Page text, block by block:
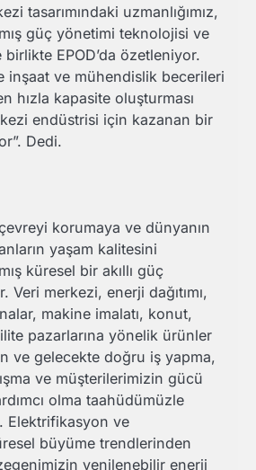
tasarımındaki uzmanlığımız,
güç yönetimi teknolojisi ve
EPOD’da özetleniyor.
inşaat ve mühendislik becerileri
hızla kapasite oluşturması
endüstrisi için kazanan bir
Dedi.
korumaya ve dünyanın
yaşam kalitesini
küresel bir akıllı güç
Veri merkezi, enerji dağıtımı,
makine imalatı, konut,
pazarlarına yönelik ürünler
ve gelecekte doğru iş yapma,
ve müşterilerimizin gücü
olma taahüdümüzle
Elektrifikasyon ve
büyüme trendlerinden
yenilenebilir enerji